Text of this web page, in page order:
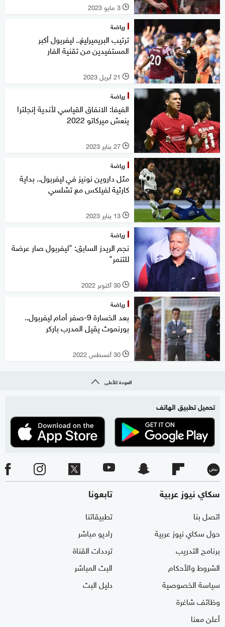
l 3 مايو 2023
رياضة
ترتيب البريميرليغ.. ليفربول أكبر
المستفيدين من تقنية الفار
l 21 أبريل 2023
رياضة
الفيفا: الانفاق القياسي لأندية إنجلترا
ينعش ميركاتو 2022
l 27 يناير 2023
رياضة
مثل داروين نونيز في ليفربول.. بداية
كارثية لفيلكس مع تشلسي
l 13 يناير 2023
رياضة
نجم الريدز السابق: "ليفربول صار عرضة
للتنمر"
l 30 أكتوبر 2022
رياضة
بعد الخسارة 9-صفر أمام ليفربول..
بورنموث يقيل المدرب باركر
l 30 أغسطس 2022
العودة للأعلى
تحميل تطبيق الهاتف
سكاي نيوز عربية
اتصل بنا
حول سكاي نيوز عربية
برنامج التدريب
الشروط والأحكام
سياسة الخصوصية
وظائف شاغرة
أعلن معنا
تابعونا
تطبيقاتنا
راديو مباشر
ترددات القناة
البث المباشر
دليل البث